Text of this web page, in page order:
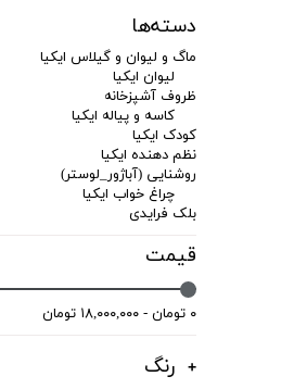
خروج از حساب کاربری
دسته‌ها
ماگ و لیوان و گیلاس ایکیا
لیوان ایکیا
ظروف آشپزخانه
کاسه و پیاله ایکیا
کودک ایکیا
نظم دهنده ایکیا
روشنایی (آباژور_لوستر)
چراغ خواب ایکیا
بلک فرایدی
قیمت
۰ تومان - ۱۸,۰۰۰,۰۰۰ تومان
رنگ